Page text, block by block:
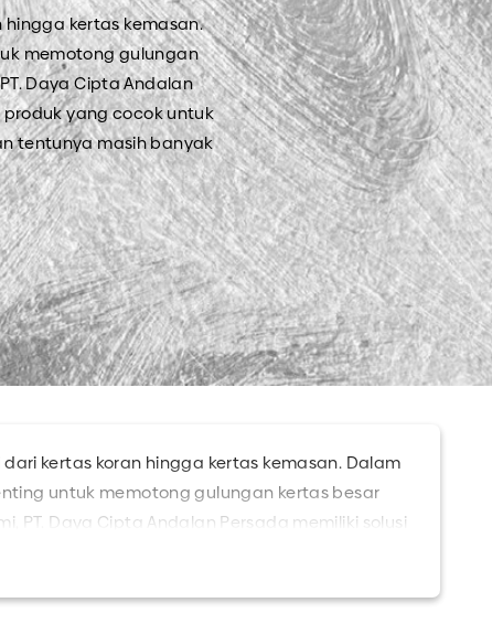
kertas kemasan.
memotong gulungan
Daya Cipta Andalan
yang cocok untuk
tentunya masih banyak
kertas koran hingga kertas kemasan. Dalam
untuk memotong gulungan kertas besar
PT. Daya Cipta Andalan Persada memiliki solusi
yang cocok untuk mengatasi permasalahan